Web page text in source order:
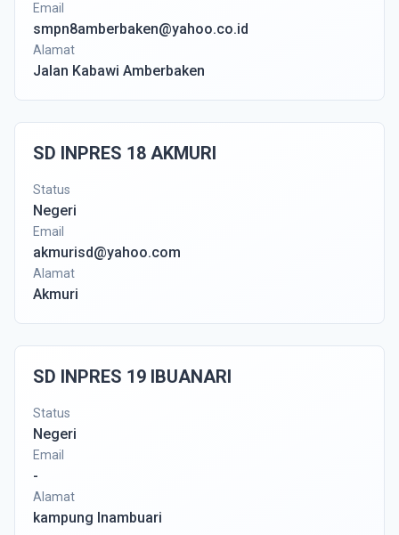
Email
smpn8amberbaken@yahoo.co.id
Alamat
Jalan Kabawi Amberbaken
SD INPRES 18 AKMURI
Status
Negeri
Email
akmurisd@yahoo.com
Alamat
Akmuri
SD INPRES 19 IBUANARI
Status
Negeri
Email
-
Alamat
kampung Inambuari